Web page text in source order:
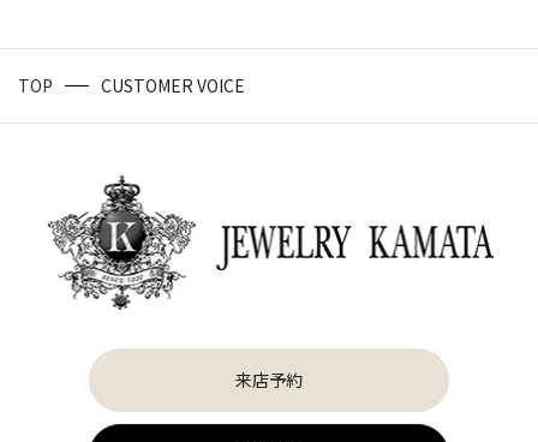
TOP CUSTOMER VOICE
来店予約